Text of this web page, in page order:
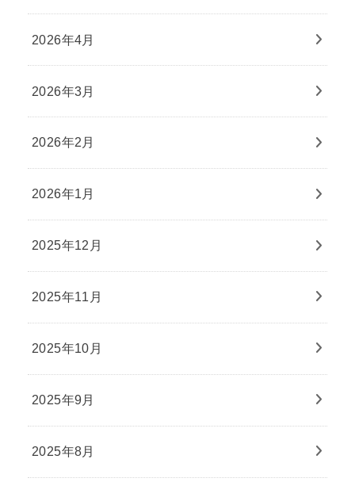
2026年4月
2026年3月
2026年2月
2026年1月
2025年12月
2025年11月
2025年10月
2025年9月
2025年8月